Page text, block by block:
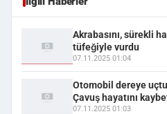
Akrabasını, sürekli
tüfeğiyle vurdu
07.11.2025 01:04
Otomobil dereye
Çavuş hayatını
07.11.2025 01:03